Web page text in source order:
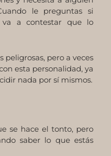
le preguntas si
a contestar que lo
peligrosas, pero a veces
esta personalidad, ya
nada por sí mismos.
se hace el tonto, pero
saber lo que estás